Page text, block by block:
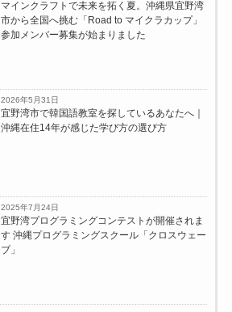
マインクラフトで未来を拓く夏。沖縄県宜野湾
市から全国へ挑む「Road to マイクラカップ」
参加メンバー募集が始まりました
2026年5月31日
宜野湾市で韓国語教室を探しているあなたへ｜
沖縄在住14年が感じた学び方の選び方
2025年7月24日
宜野湾プログラミングコンテストが開催されま
す 沖縄プログラミングスクール「クロスウェー
ブ」